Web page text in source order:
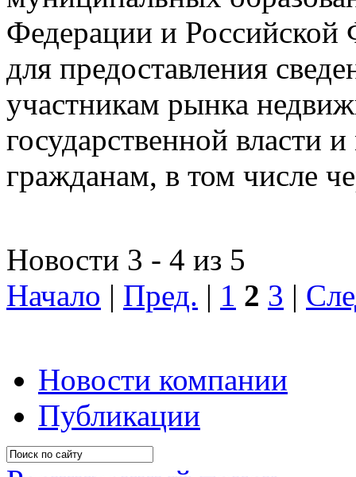
Федерации и Российской
для предоставления
участникам рынка
государственной власти
гражданам, в том числе
Новости 3 - 4 из 5
Начало | Пред. | 1 2 3 |
Новости компании
Публикации